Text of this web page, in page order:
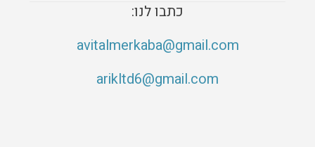
כתבו לנו:
avitalmerkaba@gmail.com
arikltd6@gmail.com